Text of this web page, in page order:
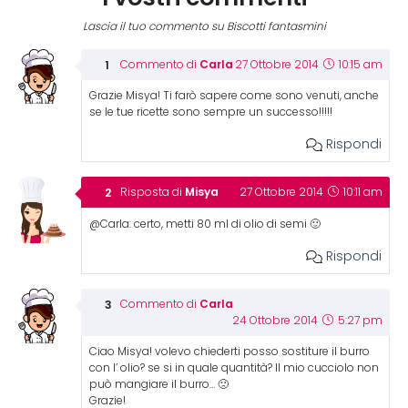
Lascia il tuo commento su Biscotti fantasmini
Commento di Carla 27 Ottobre 2014 10:15 am
Grazie Misya! Ti farò sapere come sono venuti, anche
se le tue ricette sono sempre un successo!!!!!
Rispondi
Risposta di Misya 27 Ottobre 2014 10:11 am
@Carla: certo, metti 80 ml di olio di semi 🙂
Rispondi
Commento di Carla
24 Ottobre 2014 5:27 pm
Ciao Misya! volevo chiederti posso sostiture il burro
con l’ olio? se si in quale quantità? Il mio cucciolo non
può mangiare il burro… 🙁
Grazie!